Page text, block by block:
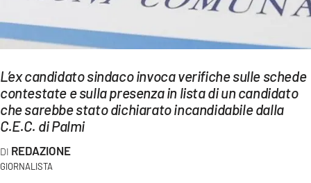
Streaming
LAC NETWORK
LAC ONAIR
LaC
Network
L’ex candidato sindaco invoca verifiche sulle schede
contestate e sulla presenza in lista di un candidato
che sarebbe stato dichiarato incandidabile dalla
C.E.C. di Palmi
REDAZIONE
GIORNALISTA